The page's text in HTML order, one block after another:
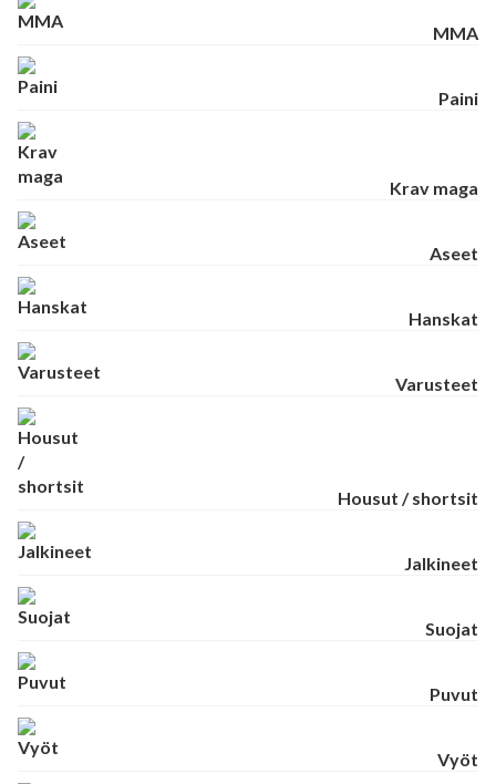
MMA
Paini
Krav maga
Aseet
Hanskat
Varusteet
Housut / shortsit
Jalkineet
Suojat
Puvut
Vyöt